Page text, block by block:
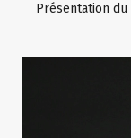
Présentation